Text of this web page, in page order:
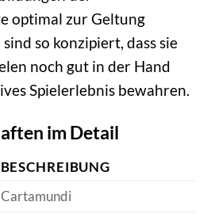
optimal zur Geltung
so konzipiert, dass sie
noch gut in der Hand
Spielerlebnis bewahren.
im Detail
BESCHREIBUNG
Cartamundi